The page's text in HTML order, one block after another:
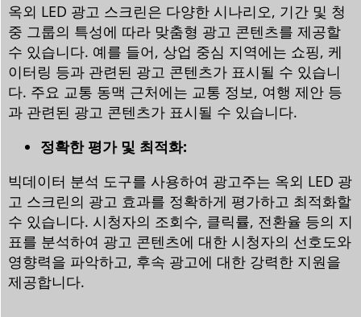
옥외 LED 광고 스크린은 다양한 시나리오, 기간 및 청
중 그룹의 특성에 따라 맞춤형 광고 콘텐츠를 제공할
수 있습니다. 예를 들어, 상업 중심 지역에는 쇼핑, 케
이터링 등과 관련된 광고 콘텐츠가 표시될 수 있습니
다. 주요 교통 동맥 근처에는 교통 정보, 여행 제안 등
과 관련된 광고 콘텐츠가 표시될 수 있습니다.
정확한 평가 및 최적화:
빅데이터 분석 도구를 사용하여 광고주는 옥외 LED 광
고 스크린의 광고 효과를 정확하게 평가하고 최적화할
수 있습니다. 시청자의 조회수, 클릭률, 전환율 등의 지
표를 분석하여 광고 콘텐츠에 대한 시청자의 선호도와
영향력을 파악하고, 후속 광고에 대한 강력한 지원을
제공합니다.